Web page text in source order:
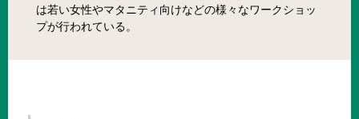
は若い女性やマタニティ向けなどの様々なワークショッ
プが行われている。